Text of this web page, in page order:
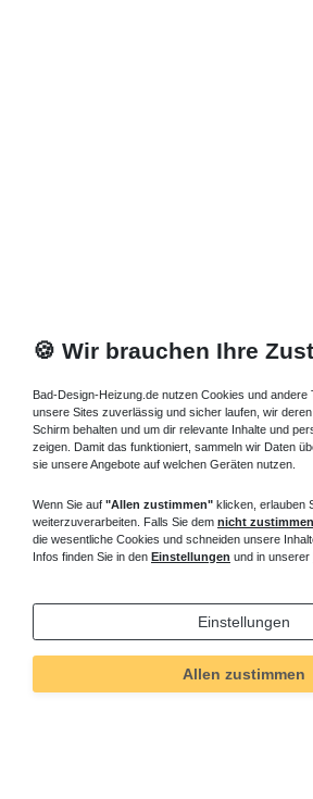
Technisches
Wert
Art.-ID 5198
🍪 Wir brauchen Ihre
Bad-Design-Heizung.de nutzen Cookies und andere
unsere Sites zuverlässig und sicher laufen, wir
Schirm behalten und um dir relevante Inhalte und
zeigen. Damit das funktioniert, sammeln wir Daten
sie unsere Angebote auf welchen Geräten nutzen.
Wenn Sie auf "Allen zustimmen" klicken, erlauben
weiterzuverarbeiten. Falls Sie dem nicht zustimmen
die wesentliche Cookies und schneiden unsere
Infos finden Sie in den Einstellungen und in unserer
Einstellungen
Allen zustimmen